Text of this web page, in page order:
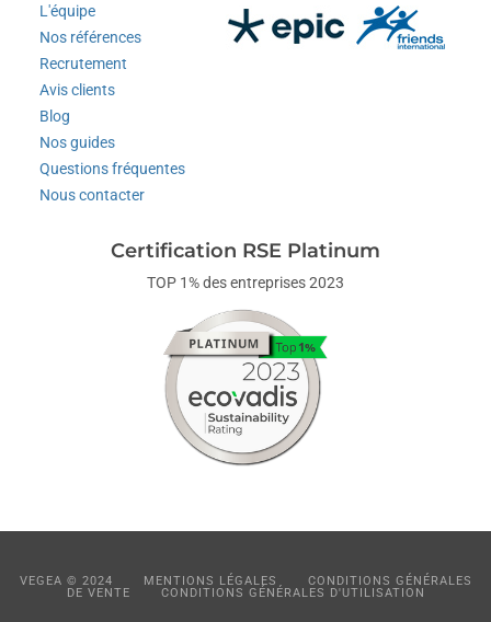
L'équipe
Nos références
Recrutement
Avis clients
Blog
Nos guides
Questions fréquentes
Nous contacter
Certification RSE Platinum
TOP 1% des entreprises 2023
VEGEA © 2024 MENTIONS LÉGALES
CONDITIONS GÉNÉRALES
DE VENTE
CONDITIONS GÉNÉRALES D'UTILISATION